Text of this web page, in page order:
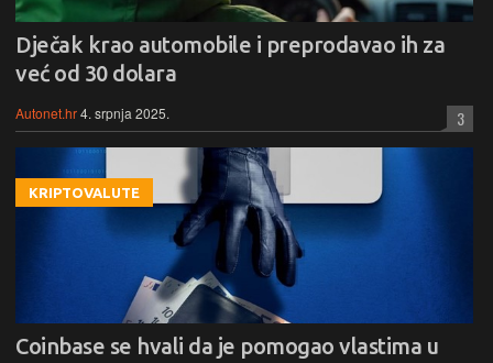
Dječak krao automobile i preprodavao ih za
već od 30 dolara
Autonet.hr4. srpnja 2025. 3
KRIPTOVALUTE
Coinbase se hvali da je pomogao vlastima u